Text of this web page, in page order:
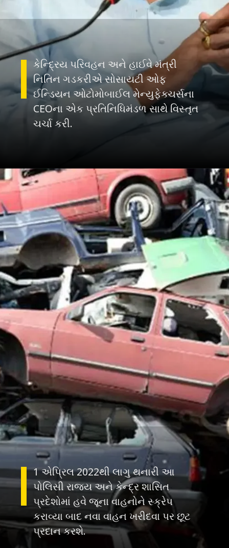
કેન્દ્રિય પરિવહન અને હાઈવે મંત્રી
નિતિન ગડકરીએ સોસાયટી ઓફ
ઈન્ડિયન ઓટોમોબાઈલ મેન્યુફેક્ચર્સના
CEOના એક પ્રતિનિધિમંડળ સાથે વિસ્તૃત
ચર્ચા કરી.
1 એપ્રિલ 2022થી લાગુ થનારી આ
પોલિસી રાજ્ય અને કેન્દ્ર શાસિત
પ્રદેશોમાં હવે જૂના વાહનોને સ્ક્રેપ
કરાવ્યા બાદ નવા વાહન ખરીદવા પર છૂટ
પ્રદાન કરશે.